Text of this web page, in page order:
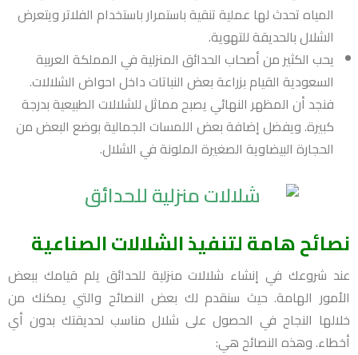
المياه تحدث لها عملية تنقية باستمرار باستخدام الفلاتر ويتعرض
الشلال بالحديقة للتهوية.
يحب الكثير من أصحاب الحدائق المنزلية في المملكة العربية
السعودية القيام بزراعة بعض النباتات داخل احواض الشلالات.
فنجد أن المظهر النهائي يصبح مماثل للشلالات الطبيعية بدرجة
كبيرة. ويفضل إضافة بعض اللمسات الجمالية بوضع البعض من
الحجارة البيضاوية الصغيرة الملونة في الشلال.
نصائح هامة لتنفيذ الشلالات الصناعية
عند شروعك في إنشاء شلالات منزلية للحدائق يلم قيامك ببعض
الأمور الهامة. حيث سنقدم لك بعض النصائح والتي يمكنك من
خلالها النجاح في الحصول على شلال مناسب لحديقتك بدون أي
أخطاء. وهذه النصائح هي: